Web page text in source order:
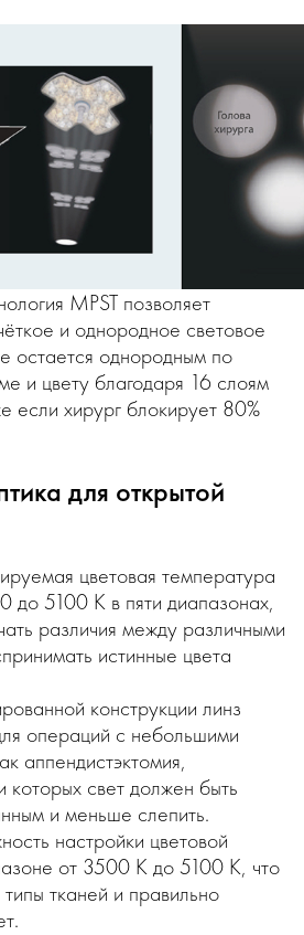
MPST позволяет
и однородное световое
остается однородным по
и цвету благодаря 16 слоям
если хирург блокирует 80%
для открытой
цветовая температура
до 5100 К в пяти диапазонах,
различия между различными
истинные цвета
конструкции линз
операций с небольшими
аппендистэктомия,
которых свет должен быть
и меньше слепить.
настройки цветовой
от 3500 К до 5100 К, что
тканей и правильно